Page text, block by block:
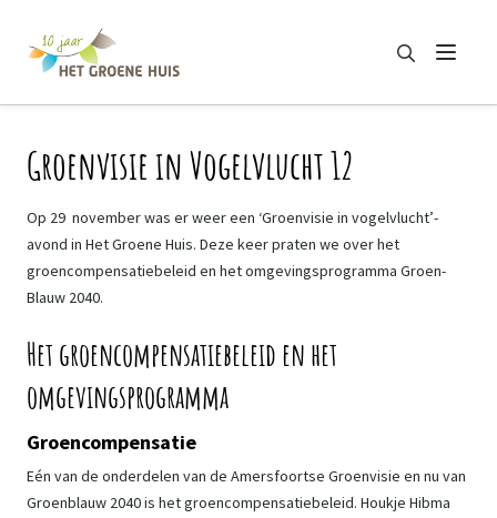
Menu
Zoeken
Groenvisie in Vogelvlucht 12
Op 29 november was er weer een ‘Groenvisie in vogelvlucht’-
avond in Het Groene Huis. Deze keer praten we over het
groencompensatiebeleid en het omgevingsprogramma Groen-
Blauw 2040.
Het groencompensatiebeleid en het
omgevingsprogramma
Groencompensatie
Eén van de onderdelen van de Amersfoortse Groenvisie en nu van
Groenblauw 2040 is het groencompensatiebeleid. Houkje Hibma